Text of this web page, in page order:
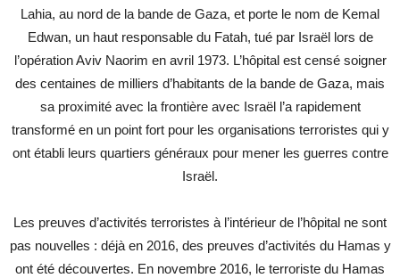
Lahia, au nord de la bande de Gaza, et porte le nom de Kemal
Edwan, un haut responsable du Fatah, tué par Israël lors de
l’opération Aviv Naorim en avril 1973. L’hôpital est censé soigner
des centaines de milliers d’habitants de la bande de Gaza, mais
sa proximité avec la frontière avec Israël l’a rapidement
transformé en un point fort pour les organisations terroristes qui y
ont établi leurs quartiers généraux pour mener les guerres contre
Israël.
Les preuves d’activités terroristes à l’intérieur de l’hôpital ne sont
pas nouvelles : déjà en 2016, des preuves d’activités du Hamas y
ont été découvertes. En novembre 2016, le terroriste du Hamas